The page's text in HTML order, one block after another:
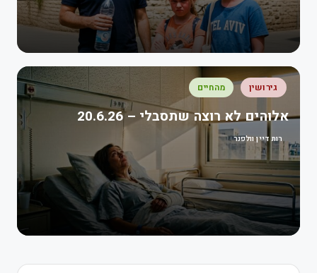
גירושין מהחיים
אלוהים לא רוצה שתסבלי – 20.6.26
רות דיין וולפנר